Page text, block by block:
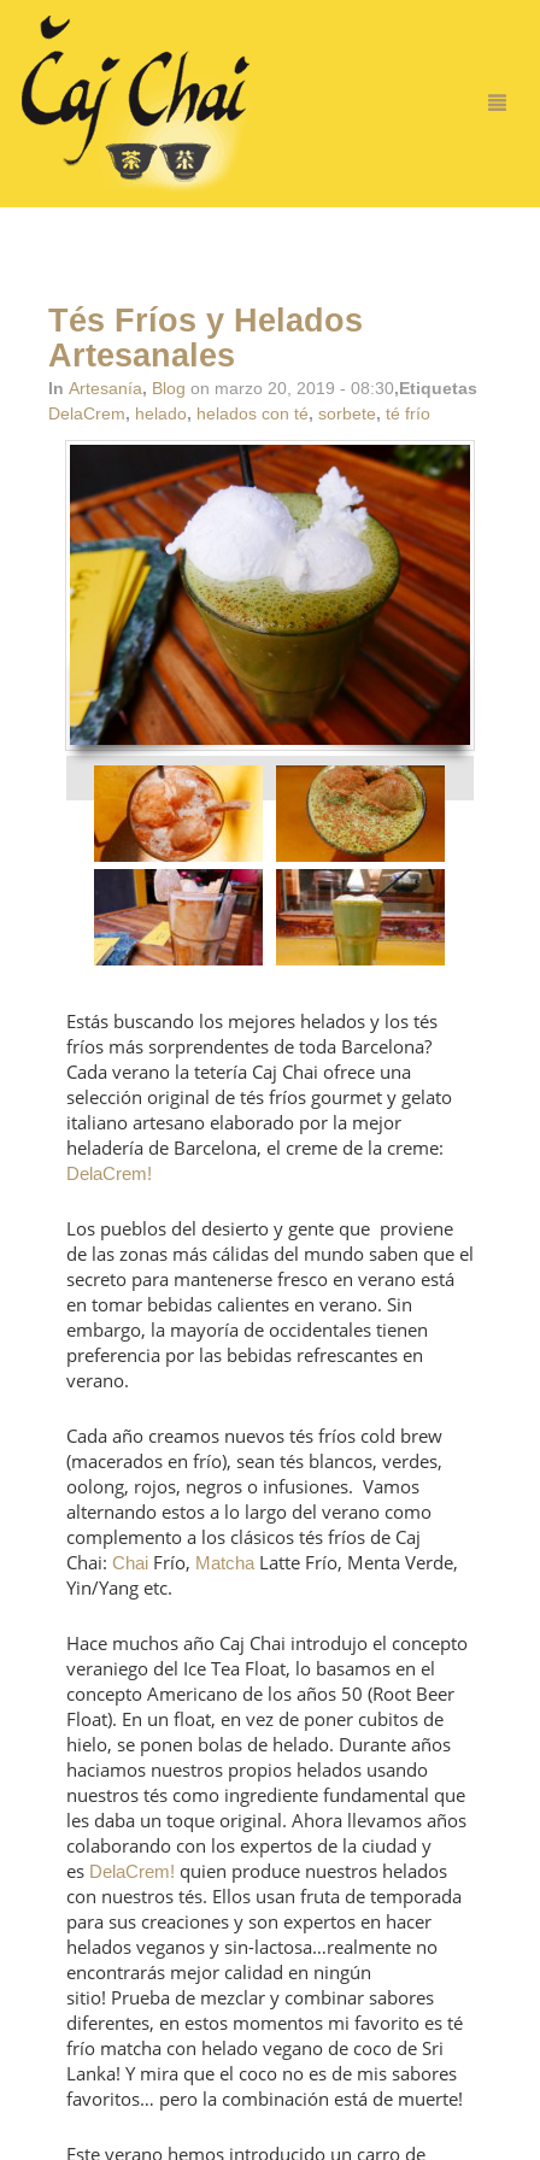
Tés Fríos y Helados
Artesanales
In Artesanía, Blog on marzo 20, 2019 - 08:30,Etiquetas
DelaCrem, helado, helados con té, sorbete, té frío
Estás buscando los mejores helados y los tés
fríos más sorprendentes de toda Barcelona?
Cada verano la tetería Caj Chai ofrece una
selección original de tés fríos gourmet y gelato
italiano artesano elaborado por la mejor
heladería de Barcelona, el creme de la creme:
DelaCrem!
Los pueblos del desierto y gente que proviene
de las zonas más cálidas del mundo saben que el
secreto para mantenerse fresco en verano está
en tomar bebidas calientes en verano. Sin
embargo, la mayoría de occidentales tienen
preferencia por las bebidas refrescantes en
verano.
Cada año creamos nuevos tés fríos cold brew
(macerados en frío), sean tés blancos, verdes,
oolong, rojos, negros o infusiones. Vamos
alternando estos a lo largo del verano como
complemento a los clásicos tés fríos de Caj
Chai: Chai Frío, MatchaLatte Frío, Menta Verde,
Yin/Yang etc.
Hace muchos año Caj Chai introdujo el concepto
veraniego del Ice Tea Float, lo basamos en el
concepto Americano de los años 50 (Root Beer
Float). En un float, en vez de poner cubitos de
hielo, se ponen bolas de helado. Durante años
haciamos nuestros propios helados usando
nuestros tés como ingrediente fundamental que
les daba un toque original. Ahora llevamos años
colaborando con los expertos de la ciudad y
es DelaCrem! quien produce nuestros helados
con nuestros tés. Ellos usan fruta de temporada
para sus creaciones y son expertos en hacer
helados veganos y sin-lactosa…realmente no
encontrarás mejor calidad en ningún
sitio! Prueba de mezclar y combinar sabores
diferentes, en estos momentos mi favorito es té
frío matcha con helado vegano de coco de Sri
Lanka! Y mira que el coco no es de mis sabores
favoritos… pero la combinación está de muerte!
Este verano hemos introducido un carro de